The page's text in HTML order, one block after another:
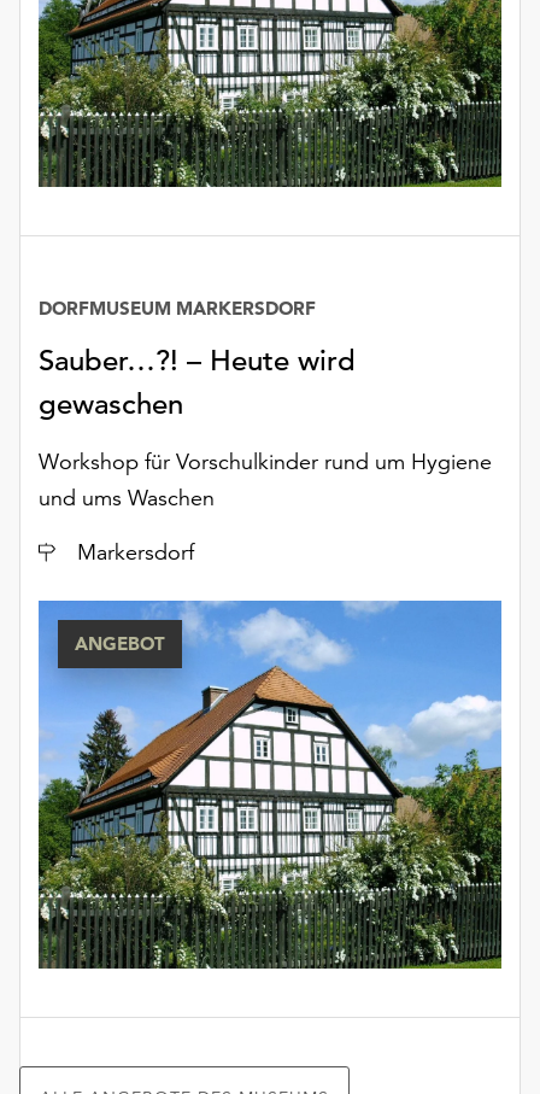
unserer
Datenschutzerklärung
oder
dem
Impressum
Sauber…?! – Heute wird
gewaschen
DORFMUSEUM MARKERSDORF
Workshop für Vorschulkinder rund um Hygiene
und ums Waschen
Ort
Markersdorf
ANGEBOT